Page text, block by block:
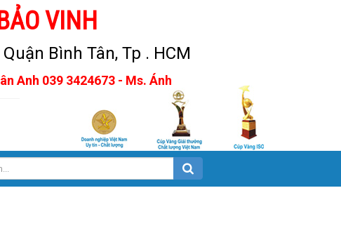
VINH
Bình Tân, Tp . HCM
Anh 039 3424673 - Ms. Ánh